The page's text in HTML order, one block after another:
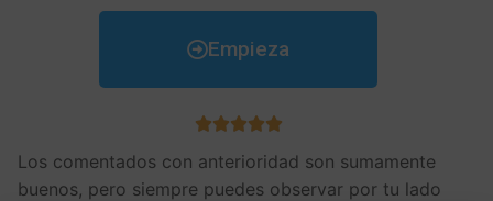
Empieza

Los comentados con anterioridad son sumamente
buenos, pero siempre puedes observar por tu lado